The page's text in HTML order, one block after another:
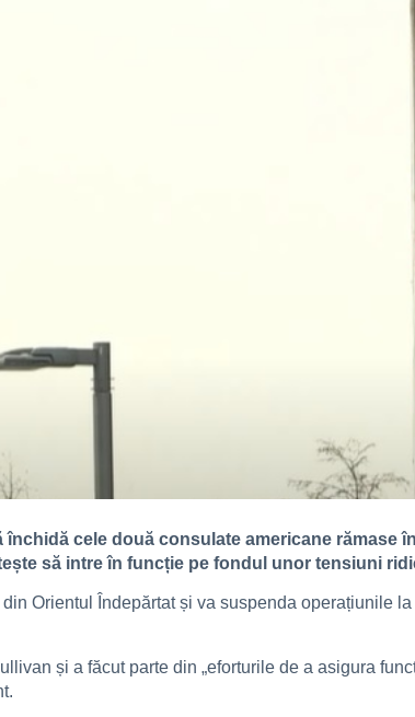
cele două consulate americane rămase
să intre în funcție pe fondul unor tensiuni
Orientul Îndepărtat și va suspenda operațiunile
și a făcut parte din „eforturile de a asigura